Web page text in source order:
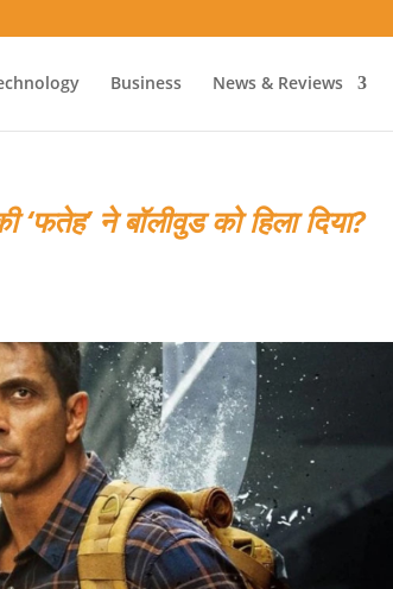
Business News & Reviews
ने बॉलीवुड को हिला दिया?